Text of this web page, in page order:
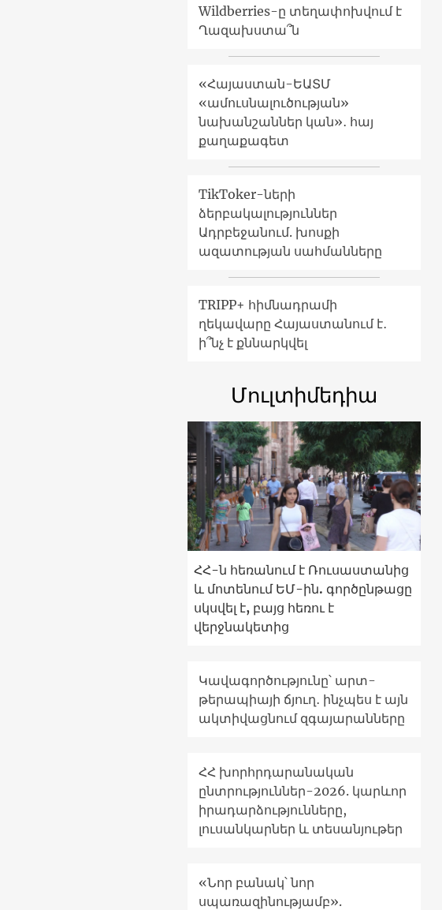
Wildberries-ը տեղափոխվում է
Ղազախստա՞ն
«Հայաստան-ԵԱՏՄ
«ամուսնալուծության»
նախանշաններ կան»․ հայ
քաղաքագետ
TikToker-ների
ձերբակալություններ
Ադրբեջանում. խոսքի
ազատության սահմանները
TRIPP+ հիմնադրամի
ղեկավարը Հայաստանում է․
ի՞նչ է քննարկվել
Մուլտիմեդիա
ՀՀ-ն հեռանում է Ռուսաստանից
և մոտենում ԵՄ-ին. գործընթացը
սկսվել է, բայց հեռու է
վերջնակետից
Կավագործությունը՝ արտ-
թերապիայի ճյուղ․ ինչպես է այն
ակտիվացնում զգայարանները
ՀՀ խորհրդարանական
ընտրություններ-2026. կարևոր
իրադարձությունները,
լուսանկարներ և տեսանյութեր
«Նոր բանակ՝ նոր
սպառազինությամբ».